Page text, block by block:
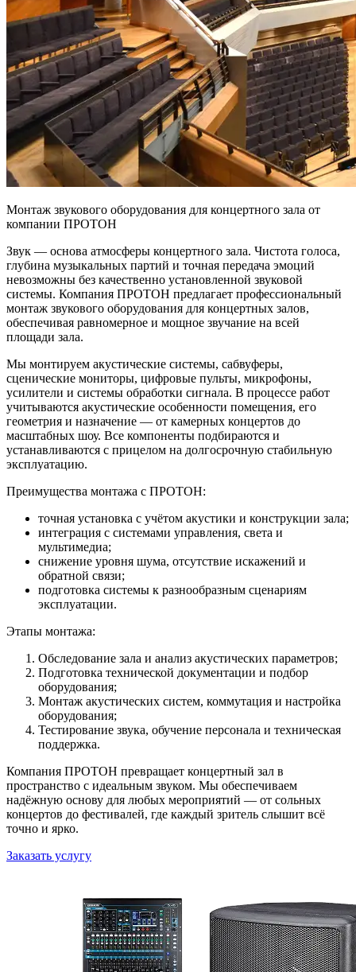
Монтаж звукового оборудования для концертного зала от
компании ПРОТОН
Звук — основа атмосферы концертного зала. Чистота голоса,
глубина музыкальных партий и точная передача эмоций
невозможны без качественно установленной звуковой
системы. Компания ПРОТОН предлагает профессиональный
монтаж звукового оборудования для концертных залов,
обеспечивая равномерное и мощное звучание на всей
площади зала.
Мы монтируем акустические системы, сабвуферы,
сценические мониторы, цифровые пульты, микрофоны,
усилители и системы обработки сигнала. В процессе работ
учитываются акустические особенности помещения, его
геометрия и назначение — от камерных концертов до
масштабных шоу. Все компоненты подбираются и
устанавливаются с прицелом на долгосрочную стабильную
эксплуатацию.
Преимущества монтажа с ПРОТОН:
точная установка с учётом акустики и конструкции зала;
интеграция с системами управления, света и
мультимедиа;
снижение уровня шума, отсутствие искажений и
обратной связи;
подготовка системы к разнообразным сценариям
эксплуатации.
Этапы монтажа:
Обследование зала и анализ акустических параметров;
Подготовка технической документации и подбор
оборудования;
Монтаж акустических систем, коммутация и настройка
оборудования;
Тестирование звука, обучение персонала и техническая
поддержка.
Компания ПРОТОН превращает концертный зал в
пространство с идеальным звуком. Мы обеспечиваем
надёжную основу для любых мероприятий — от сольных
концертов до фестивалей, где каждый зритель слышит всё
точно и ярко.
Заказать услугу